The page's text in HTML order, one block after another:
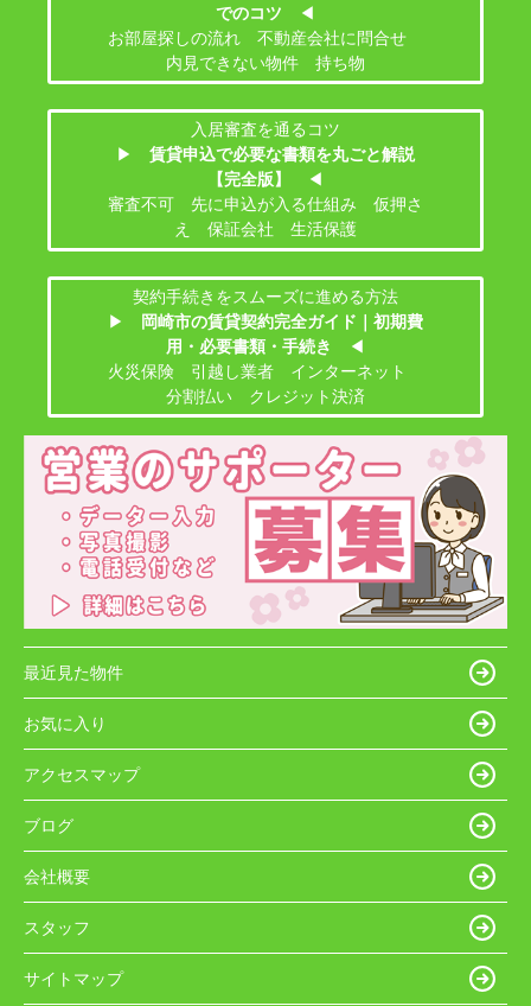
でのコツ
◀
お部屋探しの流れ 不動産会社に問合せ
内見できない物件 持ち物
入居審査を通るコツ
▶
賃貸申込で必要な書類を丸ごと解説
【完全版】
◀
審査不可 先に申込が入る仕組み 仮押さ
え 保証会社 生活保護
契約手続きをスムーズに進める方法
▶
岡崎市の賃貸契約完全ガイド｜初期費
用・必要書類・手続き
◀
火災保険 引越し業者 インターネット
分割払い クレジット決済
最近見た物件
お気に入り
アクセスマップ
ブログ
会社概要
スタッフ
サイトマップ